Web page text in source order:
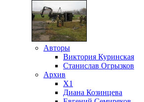
Авторы
Виктория Куринская
Станислав Огрызков
Архив
X1
Диана Козинцева